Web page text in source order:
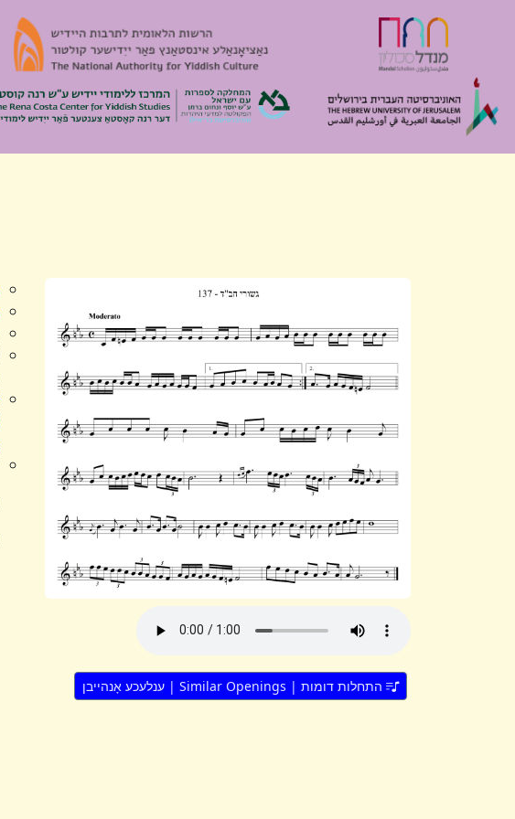
התחלות דומות | Similar Openings | ענלעכע אָנהייבן